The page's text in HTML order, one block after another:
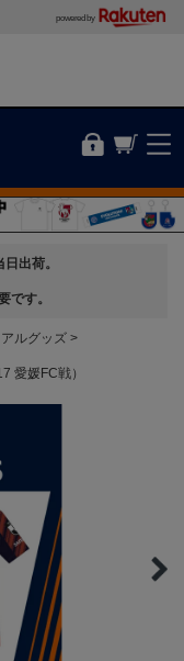
powered by
出荷。
です。
ルグッズ
愛媛FC戦）